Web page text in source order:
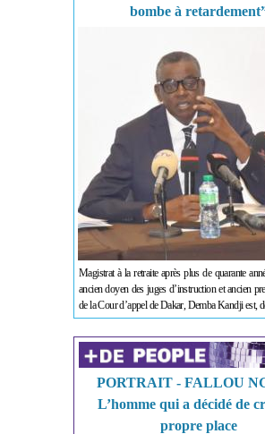
bombe à
Magistrat à la retraite après plus de quarante
ancien doyen des juges d’instruction et ancien
de la Cour d’appel de Dakar, Demba Kandji est,
PORTRAIT - FALLOU
L’homme qui a décidé de
propre place